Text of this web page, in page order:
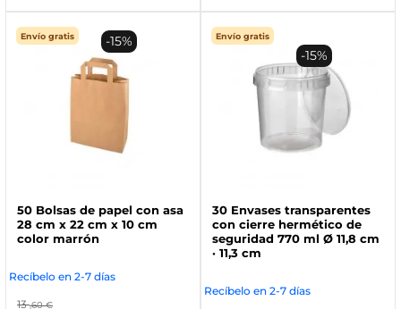
Envío gratis
50 Bolsas de papel con asa
28 cm x 22 cm x 10 cm
color marrón
Recíbelo en 2-7 días
13 ,60 €
-15% Envío gratis
30 Envases transparentes
con cierre hermético de
seguridad 770 ml Ø 11,8 cm
· 11,3 cm
Recíbelo en 2-7 días
-15%